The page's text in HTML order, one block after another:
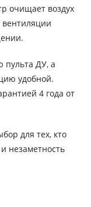
очищает воздух
пульта ДУ, а
удобной.
4 года от
для тех, кто
незаметность